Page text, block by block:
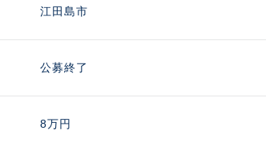
江田島市
公募終了
8万円